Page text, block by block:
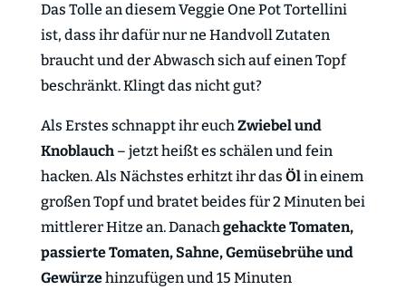
Das Tolle an diesem Veggie One Pot Tortellini
ist, dass ihr dafür nur ne Handvoll Zutaten
braucht und der Abwasch sich auf einen Topf
beschränkt. Klingt das nicht gut?
Als Erstes schnappt ihr euchZwiebel und
Knoblauch– jetzt heißt es schälen und fein
hacken. Als Nächstes erhitzt ihr das Ölin einem
großen Topf und bratet beides für 2 Minuten bei
mittlerer Hitze an. Danachgehackte Tomaten,
passierte Tomaten, Sahne, Gemüsebrühe und
Gewürzehinzufügen und 15 Minuten